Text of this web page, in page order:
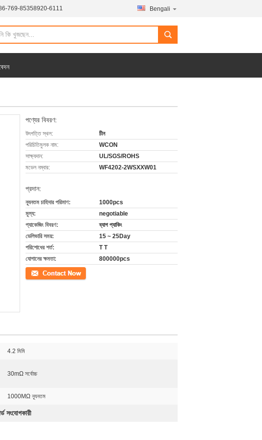
769-85358920-6111 Bengali
পণ্যের বিবরণ:
উৎপত্তি স্থল:
চীন
পরিচিতিমুলক নাম:
WCON
সাক্ষ্যদান:
UL/SGS/ROHS
মডেল নম্বার:
WF4202-2WSXXW01
প্রদান:
ন্যূনতম চাহিদার পরিমাণ:
1000pcs
মূল্য:
negotiable
প্যাকেজিং বিবরণ:
ব্যাগ প্যাকিং
ডেলিভারি সময়:
15 ~ 25Day
পরিশোধের শর্ত:
T T
যোগানের ক্ষমতা:
800000pcs
যোগাযোগ
4.2 মিমি
30mΩ সর্বোচ্চ
1000MΩ ন্যূনতম
সংযোগকারী